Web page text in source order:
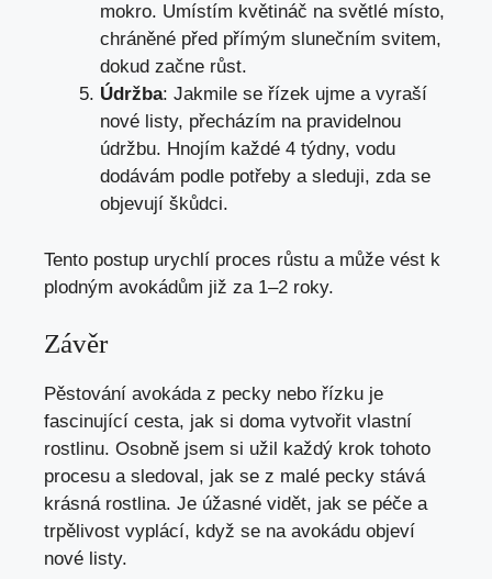
mokro. Umístím květináč na světlé místo,
chráněné před přímým slunečním svitem,
dokud začne růst.
Údržba: Jakmile se řízek ujme a vyraší
nové listy, přecházím na pravidelnou
údržbu. Hnojím každé 4 týdny, vodu
dodávám podle potřeby a sleduji, zda se
objevují škůdci.
Tento postup urychlí proces růstu a může vést k
plodným avokádům již za 1–2 roky.
Závěr
Pěstování avokáda z pecky nebo řízku je
fascinující cesta, jak si doma vytvořit vlastní
rostlinu. Osobně jsem si užil každý krok tohoto
procesu a sledoval, jak se z malé pecky stává
krásná rostlina. Je úžasné vidět, jak se péče a
trpělivost vyplácí, když se na avokádu objeví
nové listy.